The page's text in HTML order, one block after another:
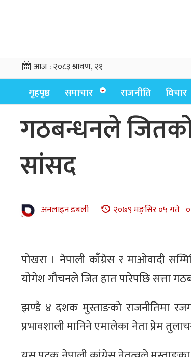
आज :२०८३ श्रावण, २१
गृहपृष्ठ समाचार राजनीति विचार
गठबन्धनले
सांसद
अनलाइन डबली २०७९ मङ्सिर ०५ गते
पोखरा । नेपाली काँग्रेस र माओवादी
योगेश गौचनले जित हात पारेपछि सत्ता
झण्डै ४ दशक मुस्ताङको राजनीतिमा
प्रभावशाली मानिने एमालेका नेता प्रेम